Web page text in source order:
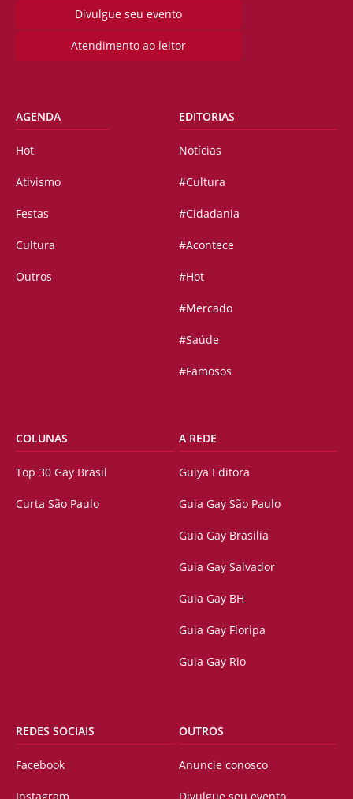
Divulgue seu evento
Atendimento ao leitor
AGENDA
Hot
Ativismo
Festas
Cultura
Outros
EDITORIAS
Notícias
#Cultura
#Cidadania
#Acontece
#Hot
#Mercado
#Saúde
#Famosos
COLUNAS
Top 30 Gay Brasil
Curta São Paulo
A REDE
Guiya Editora
Guia Gay São Paulo
Guia Gay Brasilia
Guia Gay Salvador
Guia Gay BH
Guia Gay Floripa
Guia Gay Rio
REDES SOCIAIS
Facebook
OUTROS
Anuncie conosco